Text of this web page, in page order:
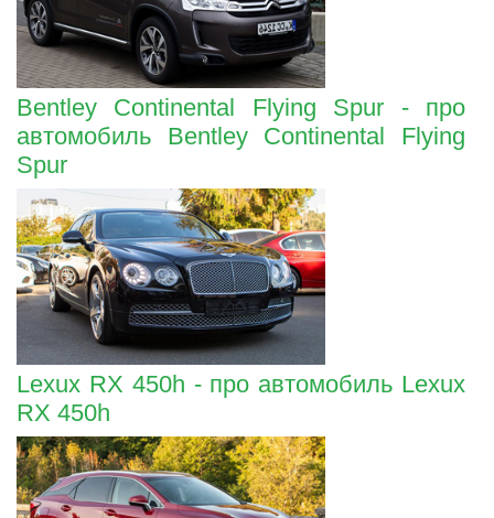
Bentley Continental Flying Spur - про
автомобиль Bentley Continental Flying
Spur
Lexux RX 450h - про автомобиль Lexux
RX 450h